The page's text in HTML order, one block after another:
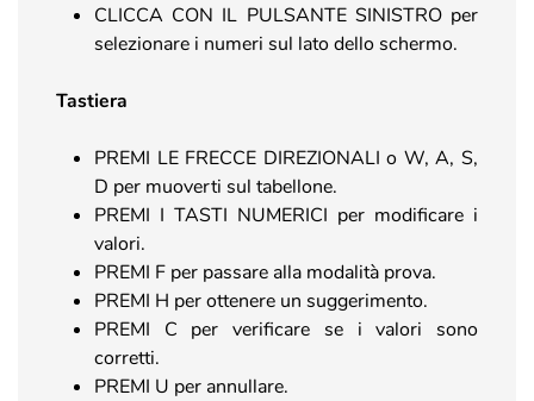
CLICCA CON IL PULSANTE SINISTRO per
selezionare i numeri sul lato dello schermo.
Tastiera
PREMI LE FRECCE DIREZIONALI o W, A, S,
D per muoverti sul tabellone.
PREMI I TASTI NUMERICI per modificare i
valori.
PREMI F per passare alla modalità prova.
PREMI H per ottenere un suggerimento.
PREMI C per verificare se i valori sono
corretti.
PREMI U per annullare.